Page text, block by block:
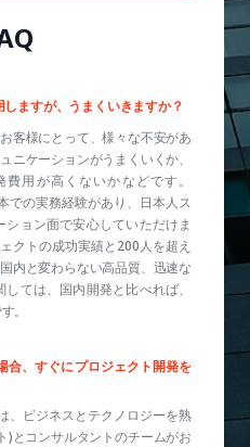
ますが、うまくいきますか？
客様にとって、様々な不安があ
ニケーションがうまくいくか、
用が高くないかなどです。
の実務経験があり、日本人ス
ョン面で安心していただけま
クトの成功実績と200人を超え
内と変わらない高品質、迅速な
ては、国内開発と比べれば、
。
合、すぐにプロジェクト開発を
、ビジネスとテクノロジーを熟
)とコンサルタントのチームがお